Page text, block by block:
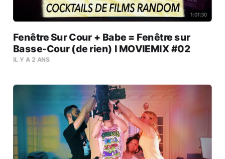
1:01:30
Fenêtre Sur Cour + Babe = Fenêtre sur
Basse-Cour (de rien) l MOVIEMIX #02
IL Y A 2 ANS